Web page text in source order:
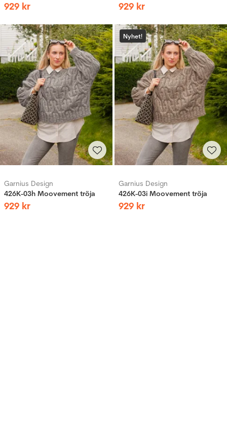
929 kr 929 kr
Garnius Design
426K-03h Moovement tröja
929 kr
Nyhet!
Garnius Design
426K-03i Moovement tröja
929 kr